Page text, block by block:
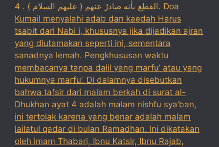
القطع بأنه صادرٌ عنهم ( عليهم السلام ) . 4. Doa
Kumail menyalahi adab dan kaedah Harus
tsabit dari Nabi i, khususnya jika dijadikan ajran
yang diutamakan seperti ini, sementara
sanadnya lemah. Pengkhususan waktu
membacanya tanpa dalil yang marfu’ atau yang
hukumnya marfu’. Di dalamnya disebutkan
bahwa tafsir dari malam berkah di surat al-
Dhukhan ayat 4 adalah malam nishfu sya’ban,
ini tertolak karena yang benar adalah malam
lailatul qadar di bulan Ramadhan. Ini dikatakan
oleh imam Thabari, Ibnu Katsir, Ibnu Rajab,